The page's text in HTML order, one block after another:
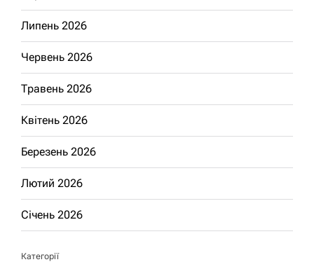
Липень 2026
Червень 2026
Травень 2026
Квітень 2026
Березень 2026
Лютий 2026
Січень 2026
Категорії